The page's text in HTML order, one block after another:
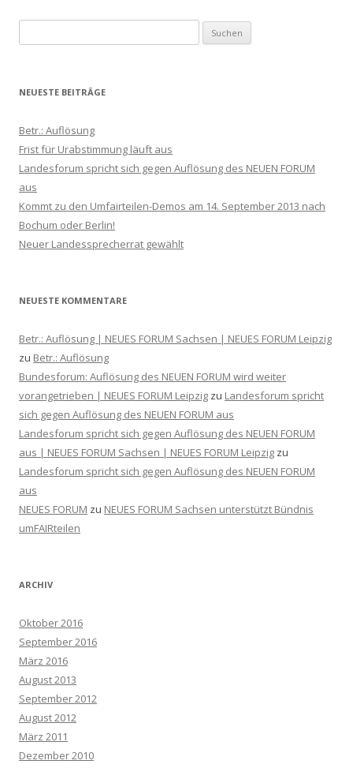
nach:
NEUESTE BEITRÄGE
Betr.: Auflösung
Frist für Urabstimmung läuft aus
Landesforum spricht sich gegen Auflösung des NEUEN FORUM
aus
Kommt zu den ‪Umfairteilen‬-Demos am 14. September 2013 nach
Bochum oder Berlin!
Neuer Landessprecherrat gewählt
NEUESTE KOMMENTARE
Betr.: Auflösung | NEUES FORUM Sachsen | NEUES FORUM Leipzig
zu Betr.: Auflösung
Bundesforum: Auflösung des NEUEN FORUM wird weiter
vorangetrieben | NEUES FORUM Leipzig zu Landesforum spricht
sich gegen Auflösung des NEUEN FORUM aus
Landesforum spricht sich gegen Auflösung des NEUEN FORUM
aus | NEUES FORUM Sachsen | NEUES FORUM Leipzig zu
Landesforum spricht sich gegen Auflösung des NEUEN FORUM
aus
NEUES FORUM zu NEUES FORUM Sachsen unterstützt Bündnis
umFAIRteilen
ARCHIV
Oktober 2016
September 2016
März 2016
August 2013
September 2012
August 2012
März 2011
Dezember 2010